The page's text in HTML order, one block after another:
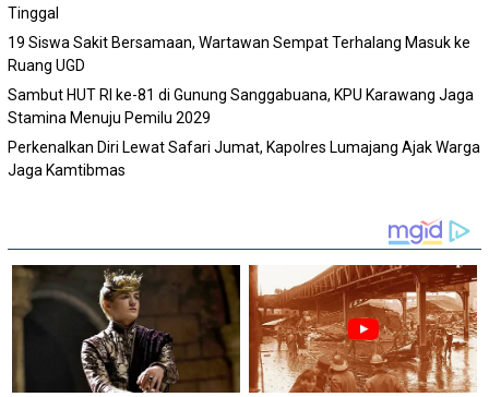
Tinggal
19 Siswa Sakit Bersamaan, Wartawan Sempat Terhalang Masuk ke
Ruang UGD
Sambut HUT RI ke-81 di Gunung Sanggabuana, KPU Karawang Jaga
Stamina Menuju Pemilu 2029
Perkenalkan Diri Lewat Safari Jumat, Kapolres Lumajang Ajak Warga
Jaga Kamtibmas